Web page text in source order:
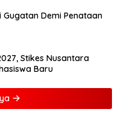
Gugatan Demi Penataan
Stikes Nusantara
Baru